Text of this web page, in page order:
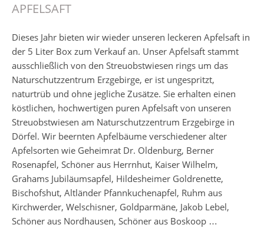
APFELSAFT
Dieses Jahr bieten wir wieder unseren leckeren Apfelsaft in
der 5 Liter Box zum Verkauf an. Unser Apfelsaft stammt
ausschließlich von den Streuobstwiesen rings um das
Naturschutzzentrum Erzgebirge, er ist ungespritzt,
naturtrüb und ohne jegliche Zusätze. Sie erhalten einen
köstlichen, hochwertigen puren Apfelsaft von unseren
Streuobstwiesen am Naturschutzzentrum Erzgebirge in
Dörfel. Wir beernten Apfelbäume verschiedener alter
Apfelsorten wie Geheimrat Dr. Oldenburg, Berner
Rosenapfel, Schöner aus Herrnhut, Kaiser Wilhelm,
Grahams Jubiläumsapfel, Hildesheimer Goldrenette,
Bischofshut, Altländer Pfannkuchenapfel, Ruhm aus
Kirchwerder, Welschisner, Goldparmäne, Jakob Lebel,
Schöner aus Nordhausen, Schöner aus Boskoop …